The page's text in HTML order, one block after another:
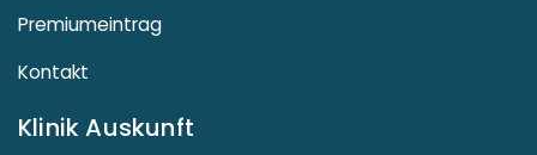
Premiumeintrag
Kontakt
Klinik Auskunft